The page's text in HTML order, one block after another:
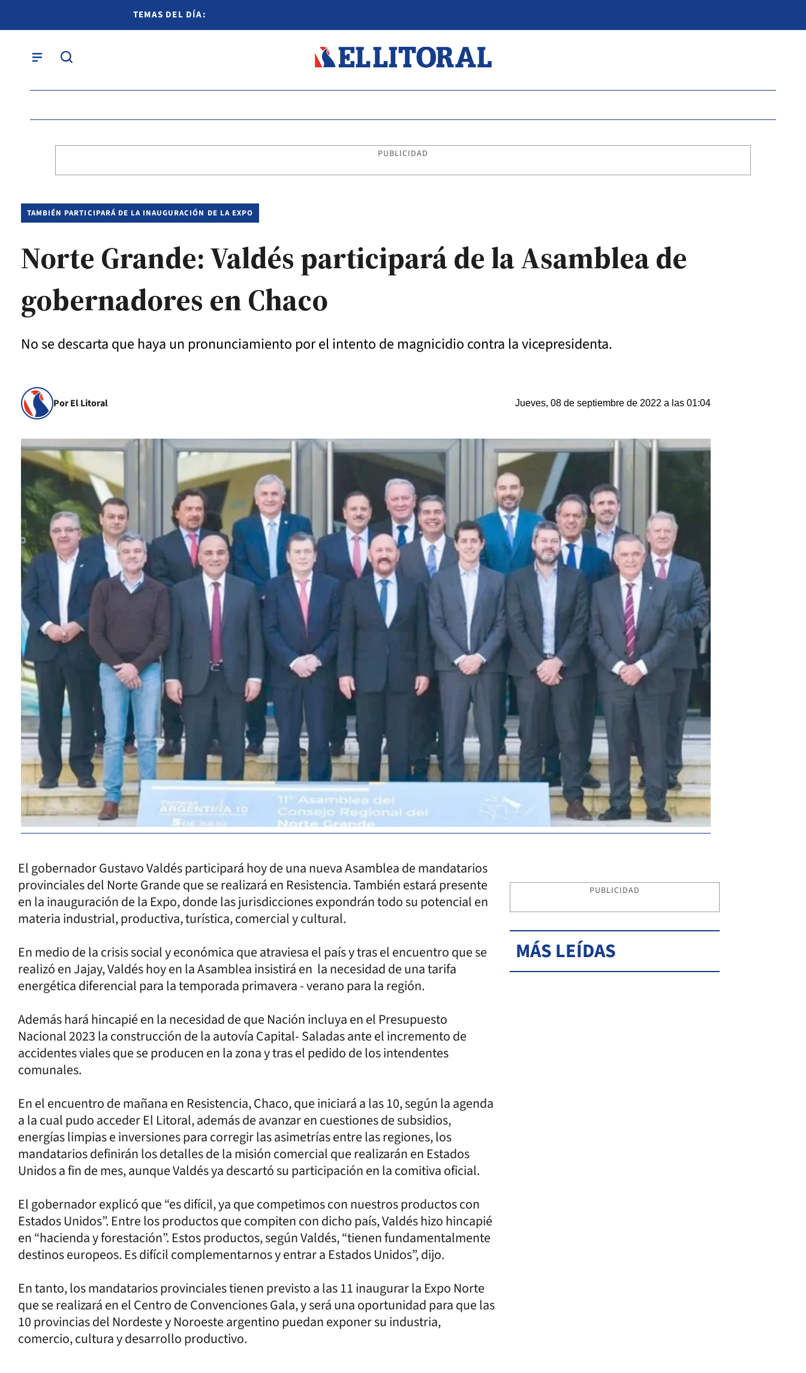
TEMAS DEL DÍA:
PUBLICIDAD
TAMBIÉN PARTICIPARÁ DE LA INAUGURACIÓN DE LA EXPO
Norte Grande: Valdés participará de la Asamblea de
gobernadores en Chaco
No se descarta que haya un pronunciamiento por el intento de magnicidio contra la vicepresidenta.
Por El Litoral Jueves, 08 de septiembre de 2022 a las 01:04
El gobernador Gustavo Valdés participará hoy de una nueva Asamblea de mandatarios
provinciales del Norte Grande que se realizará en Resistencia. También estará presente
en la inauguración de la Expo, donde las jurisdicciones expondrán todo su potencial en
materia industrial, productiva, turística, comercial y cultural.
En medio de la crisis social y económica que atraviesa el país y tras el encuentro que se
realizó en Jajay, Valdés hoy en la Asamblea insistirá en la necesidad de una tarifa
energética diferencial para la temporada primavera - verano para la región.
Además hará hincapié en la necesidad de que Nación incluya en el Presupuesto
Nacional 2023 la construcción de la autovía Capital- Saladas ante el incremento de
accidentes viales que se producen en la zona y tras el pedido de los intendentes
comunales.
En el encuentro de mañana en Resistencia, Chaco, que iniciará a las 10, según la agenda
a la cual pudo acceder El Litoral, además de avanzar en cuestiones de subsidios,
energías limpias e inversiones para corregir las asimetrías entre las regiones, los
mandatarios definirán los detalles de la misión comercial que realizarán en Estados
Unidos a fin de mes, aunque Valdés ya descartó su participación en la comitiva oficial.
El gobernador explicó que “es difícil, ya que competimos con nuestros productos con
Estados Unidos”. Entre los productos que compiten con dicho país, Valdés hizo hincapié
en “hacienda y forestación”. Estos productos, según Valdés, “tienen fundamentalmente
destinos europeos. Es difícil complementarnos y entrar a Estados Unidos”, dijo.
En tanto, los mandatarios provinciales tienen previsto a las 11 inaugurar la Expo Norte
que se realizará en el Centro de Convenciones Gala, y será una oportunidad para que las
10 provincias del Nordeste y Noroeste argentino puedan exponer su industria,
comercio, cultura y desarrollo productivo.
PUBLICIDAD
MÁS LEÍDAS